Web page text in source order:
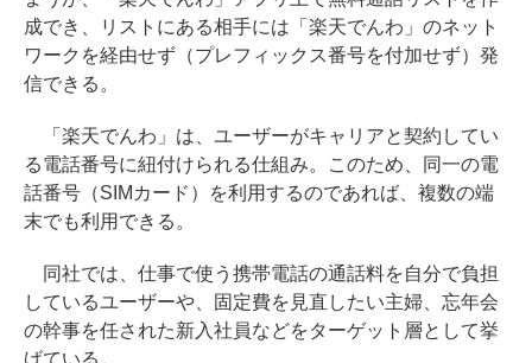
成でき、リストにある相手には「楽天でんわ」のネット
ワークを経由せず（プレフィックス番号を付加せず）発
信できる。
「楽天でんわ」は、ユーザーがキャリアと契約してい
る電話番号に紐付けられる仕組み。このため、同一の電
話番号（SIMカード）を利用するのであれば、複数の端
末でも利用できる。
同社では、仕事で使う携帯電話の通話料を自分で負担
しているユーザーや、固定費を見直したい主婦、忘年会
の幹事を任された新入社員などをターゲット層として挙
げている。